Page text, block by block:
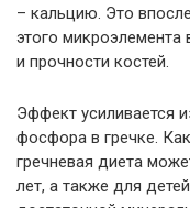
– кальцию. Это
этого микроэлемента
и прочности костей.
Эффект усиливается
фосфора в гречке.
гречневая диета
лет, а также для